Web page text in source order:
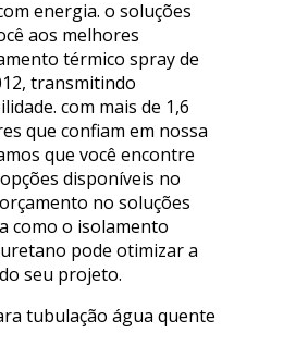
energia. o soluções
aos melhores
térmico spray de
transmitindo
com mais de 1,6
que confiam em nossa
que você encontre
disponíveis no
no soluções
como o isolamento
pode otimizar a
seu projeto.